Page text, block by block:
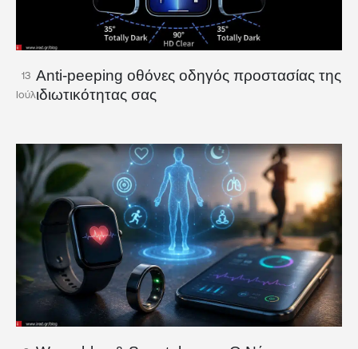
13
Ιούλ
Anti-peeping οθόνες οδηγός προστασίας της
ιδιωτικότητας σας